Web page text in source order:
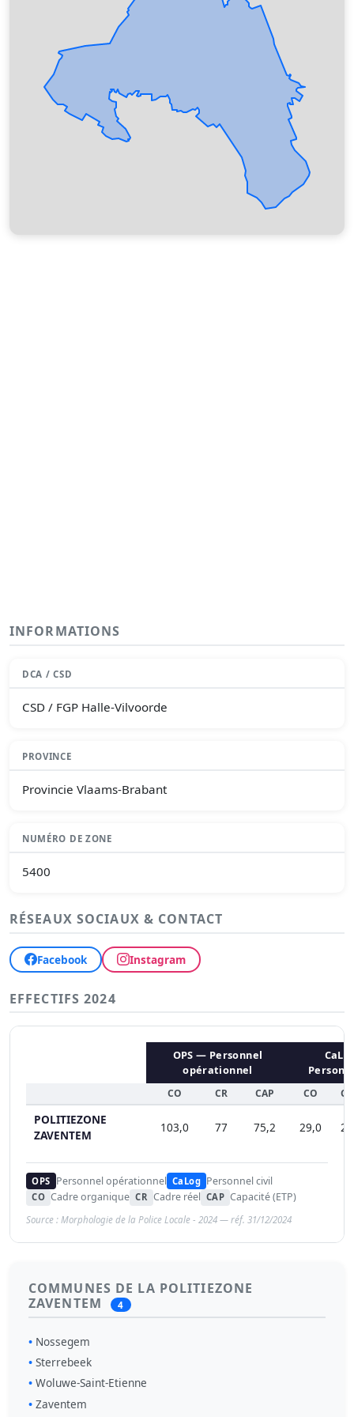
INFORMATIONS
DCA / CSD
CSD / FGP Halle-Vilvoorde
PROVINCE
Provincie Vlaams-Brabant
NUMÉRO DE ZONE
5400
RÉSEAUX SOCIAUX & CONTACT
Facebook Instagram
EFFECTIFS 2024
OPS — Personnel
opérationnel
CO CR CAP CO CR
POLITIEZONE
ZAVENTEM
103,0 77 75,2 29,0 26
OPS Personnel opérationnel CaLog Personnel civil
CO Cadre organique CR Cadre réel CAP Capacité (ETP)
Source : Morphologie de la Police Locale - 2024 — réf. 31/12/2024
COMMUNES DE LA POLITIEZONE
ZAVENTEM
4
Nossegem
Sterrebeek
Woluwe-Saint-Etienne
Zaventem